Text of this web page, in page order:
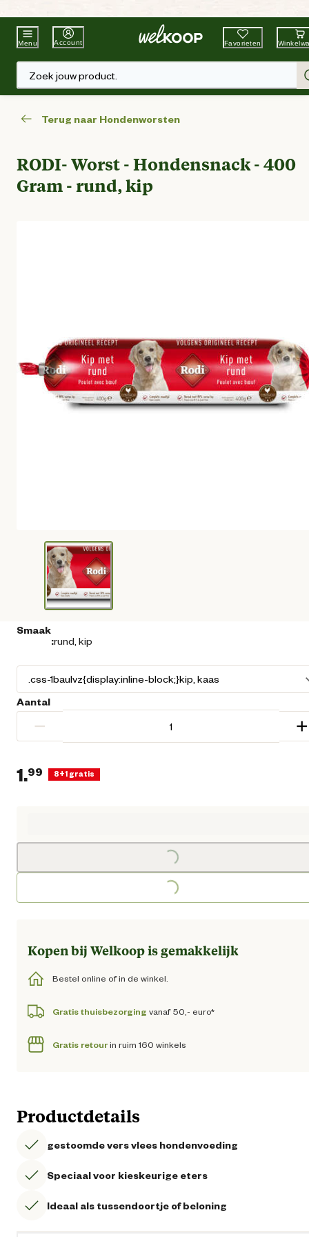
Beste WinkelketenTuin & Dier
Menu Account Favorieten
Zoek jouw product.
Terug naar Hondenworsten
RODI- Worst - Hondensnack - 400
Gram - rund, kip
Smaak
:rund, kip
Aantal
− +
1.99 8+1 gratis
Loading...
Loading...
Kopen bij Welkoop is gemakkelijk
Bestel online of in de winkel.
Gratis thuisbezorging vanaf 50,- euro*
Gratis retourin ruim 160 winkels
Productdetails
gestoomde vers vlees hondenvoeding
Speciaal voor kieskeurige eters
Ideaal als tussendoortje of beloning